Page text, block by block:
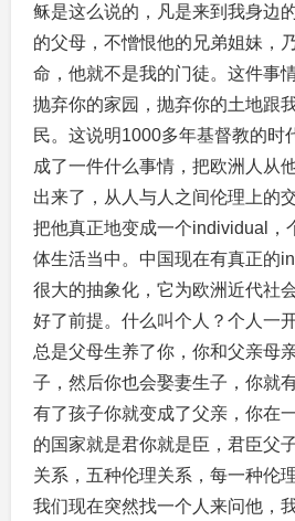
稣是这么说的，凡是来到我身边
的父母，不憎恨他的兄弟姐妹，
命，他就不是我的门徒。这件事
抛弃你的家园，抛弃你的土地跟
民。这说明1000多年基督教的时
成了一件什么事情，把欧洲人从
出来了，从人与人之间伦理上的
把他真正地变成一个individual，
体生活当中。中国现在有真正的
很大的抽象化，它为欧洲近代社
好了前提。什么叫个人？个人一
总是父母生养了你，你和父亲母
子，然后你也会娶妻生子，你就
有了孩子你就变成了父亲，你在
的国家就是君你就是臣，君臣父
关系，五种伦理关系，每一种伦
我们现在突然找一个人来问他，